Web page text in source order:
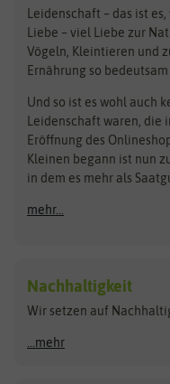
Obstsamen
Pilzbrut
Rasensamen
Steckzwiebeln
Zimmer & Kübelpflanzen
Kataloge
Schnäppchen
Anzucht &
Anzuchtschalen
Heizmatte & Heizkabel
Kokos-Quelltabletten
Zimmergewächshaus
Bingenheimer
BioBalu
Bionana
BIOWOL
Blumicorn
Bûten Birds
Carl Pabst
Florissa
Flortis
Leidenschaft – das ist
Liebe – viel Liebe zur
Vögeln, Kleintieren und
Ernährung so bedeutsam
Und so ist es wohl auch
Leidenschaft waren, die
Eröffnung des
Kleinen begann ist nun
in dem es mehr als
mehr...
Nachhaltigkeit
Wir setzen auf
...mehr